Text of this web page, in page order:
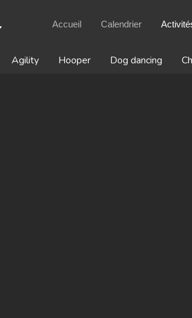
Accueil Calendrier
Agility Hooper Dog dancing